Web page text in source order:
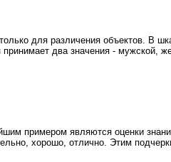
для различения объектов. В
два значения - мужской,
примером являются оценки
хорошо, отлично. Этим